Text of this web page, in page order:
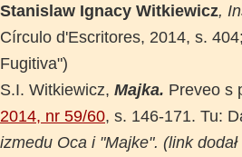
Stanislaw Ignacy Witkiewicz,
Círculo d'Escritores, 2014, s.
Fugitiva")
S.I. Witkiewicz, Majka. Preveo s
2014, nr 59/60, s. 146-171. Tu:
izmedu Oca i "Majke". (link